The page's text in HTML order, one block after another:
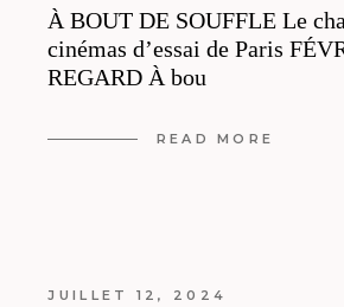
À BOUT DE SOUFFLE Le
cinémas d’essai de Paris
REGARD À bou
READ MORE
JUILLET 12, 2024